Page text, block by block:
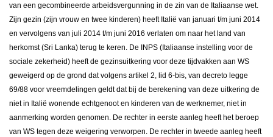
van een gecombineerde arbeidsvergunning in de zin van de Italiaanse wet.
Zijn gezin (zijn vrouw en twee kinderen) heeft Italië van januari t/m juni 2014
en vervolgens van juli 2014 t/m juni 2016 verlaten om naar het land van
herkomst (Sri Lanka) terug te keren. De INPS (Italiaanse instelling voor de
sociale zekerheid) heeft de gezinsuitkering voor deze tijdvakken aan WS
geweigerd op de grond dat volgens artikel 2, lid 6-bis, van decreto legge
69/88 voor vreemdelingen geldt dat bij de berekening van deze uitkering de
niet in Italië wonende echtgenoot en kinderen van de werknemer, niet in
aanmerking worden genomen. De rechter in eerste aanleg heeft het beroep
van WS tegen deze weigering verworpen. De rechter in tweede aanleg heeft